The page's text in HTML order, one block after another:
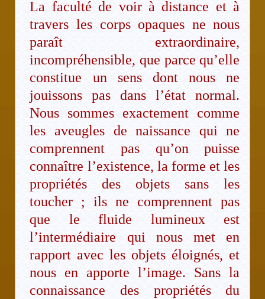
La faculté de voir à distance et à
travers les corps opaques ne nous
paraît extraordinaire,
incompréhensible, que parce qu’elle
constitue un sens dont nous ne
jouissons pas dans l’état normal.
Nous sommes exactement comme
les aveugles de naissance qui ne
comprennent pas qu’on puisse
connaître l’existence, la forme et les
propriétés des objets sans les
toucher ; ils ne comprennent pas
que le fluide lumineux est
l’intermédiaire qui nous met en
rapport avec les objets éloignés, et
nous en apporte l’image. Sans la
connaissance des propriétés du